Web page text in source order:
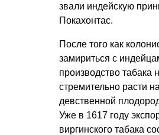
звали индейскую
Покахонтас.
После того как
замириться с
производство табака
стремительно расти на
девственной
Уже в 1617 году
виргинского табака